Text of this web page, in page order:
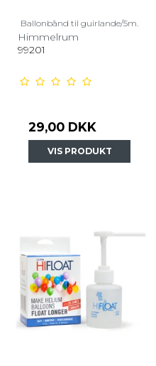
Ballonbånd til guirlande/5m.
Himmelrum
99201
29,00 DKK
VIS PRODUKT